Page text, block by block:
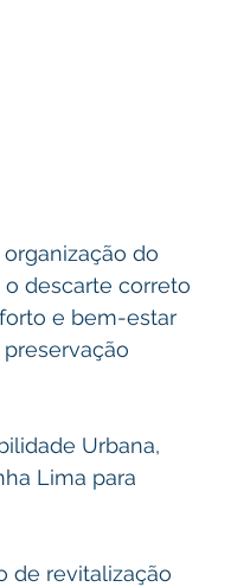
do
descarte correto
e bem-estar
Urbana,
Lima para
de revitalização